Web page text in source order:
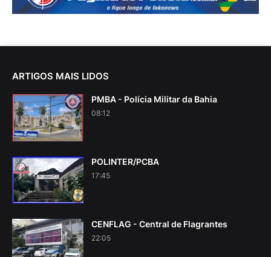
ARTIGOS MAIS LIDOS
PMBA - Polícia Militar da Bahia
08:12
POLINTER/PCBA
17:45
CENFLAG - Central de Flagrantes
22:05